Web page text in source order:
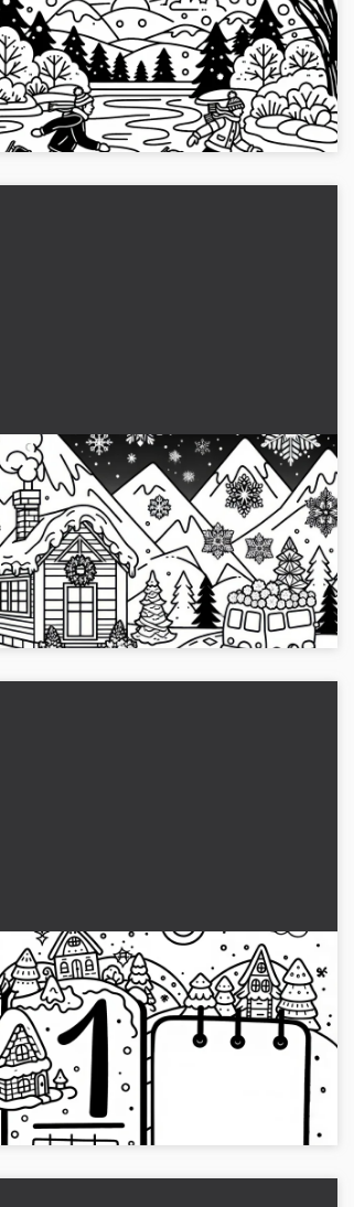
buz pateni yapanlar: Ücretsiz
boyama sayfası
Buzlu bir gölette paten kayan bir çizim şablonu
ile kışın keyfini çıkarın. Resmi ücretsiz indirin
veya çevrimiçi olarak boyayın....
Kar taneleri kış manzarasında
dolaşıyor: İndirmek için boyama
sayfası (Ücretsiz)
Ücretsiz kar tanesi desenli kış manzaralı
boyama sayfasını al ve boyarken yaratıcı
saatlerin tadını çıkar. Hemen indir!...
Ocak ayıyla ilgili boyama sayfası
(Ücretsiz)
Yüksek çözünürlüklü Ocak takvim yaprağının
ücretsiz boyama resmi. Sadece indirin veya
çevrimiçi boyayın. Deneyin!...